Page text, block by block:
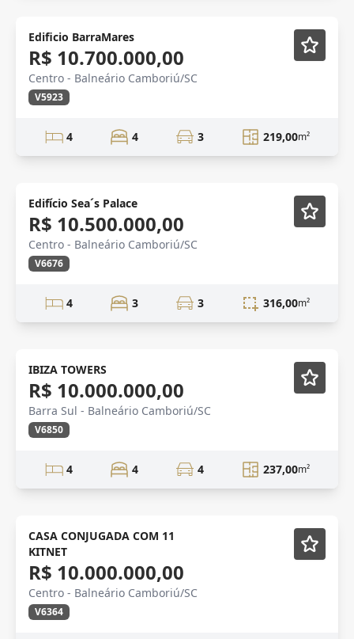
Edificio BarraMares
R$ 10.700.000,00
Centro - Balneário Camboriú/SC
V5923
4 4 3 219,00m²
Edifício Sea´s Palace
R$ 10.500.000,00
Centro - Balneário Camboriú/SC
V6676
4 3 3 316,00m²
Novidade
IBIZA TOWERS
R$ 10.000.000,00
Barra Sul - Balneário Camboriú/SC
V6850
4 4 4 237,00m²
Mobiliado
CASA CONJUGADA COM 11
KITNET
R$ 10.000.000,00
Centro - Balneário Camboriú/SC
V6364